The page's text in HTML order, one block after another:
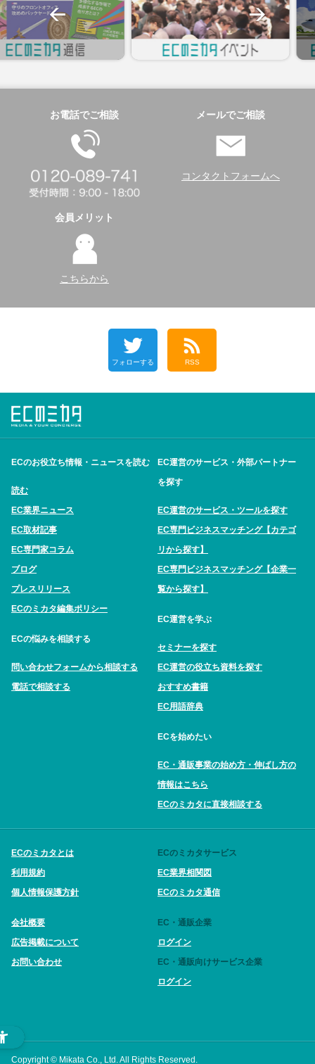
お電話でご相談 メールでご相談
コンタクトフォームへ
会員メリット
こちらから
フォローする RSS
ECのお役立ち情報・ニュースを読む
読む
EC業界ニュース
EC取材記事
EC専門家コラム
ブログ
プレスリリース
ECのミカタ編集ポリシー
ECの悩みを相談する
問い合わせフォームから相談する
電話で相談する
EC運営のサービス・外部パートナー
を探す
EC運営のサービス・ツールを探す
EC専門ビジネスマッチング【カテゴ
リから探す】
EC専門ビジネスマッチング【企業一
覧から探す】
EC運営を学ぶ
セミナーを探す
EC運営の役立ち資料を探す
おすすめ書籍
EC用語辞典
ECを始めたい
EC・通販事業の始め方・伸ばし方の
情報はこちら
ECのミカタに直接相談する
ECのミカタとは
利用規約
個人情報保護方針
会社概要
広告掲載について
お問い合わせ
ECのミカタサービス
EC業界相関図
ECのミカタ通信
EC・通販企業
ログイン
EC・通販向けサービス企業
ログイン
Copyright © Mikata Co., Ltd. All Rights Reserved.